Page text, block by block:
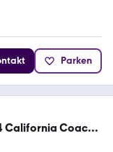
Parken
California Coach